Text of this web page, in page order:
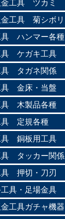
金工具 ツカミ
金工具 菊シボリ
具 ハンマー各種
具 ケガキ工具
具 タガネ関係
具 金床・当盤
具 木製品各種
具 定規各種
具 銅板用工具
具 タッカー関係
具 押切・刀刃
具・足場金具
工具ガチャ機器